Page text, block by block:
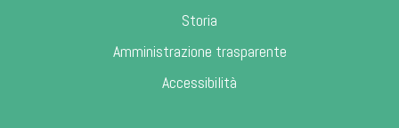
Storia
Amministrazione trasparente
Accessibilità